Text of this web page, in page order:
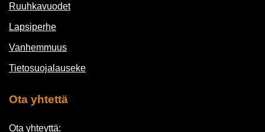
Ruuhkavuodet
Lapsiperhe
Vanhemmuus
Tietosuojalauseke
Ota yhtettä
Ota yhteyttä: